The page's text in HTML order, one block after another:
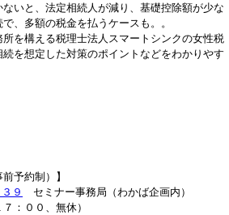
いと、法定相続人が減り、基礎控除額が少な
、多額の税金を払うケースも。。
を構える税理士法人スマートシンクの女性税
を想定した対策のポイントなどをわかりやす
予約制）】
９
セミナー事務局（わかば企画内）
：００、無休）